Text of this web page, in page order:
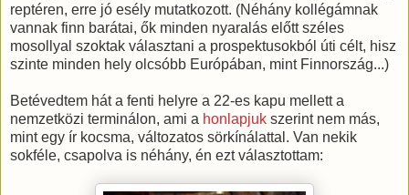
reptéren, erre jó esély mutatkozott. (Néhány kollégámnak
vannak finn barátai, ők minden nyaralás előtt széles
mosollyal szoktak választani a prospektusokból úti célt, hisz
szinte minden hely olcsóbb Európában, mint Finnország...)
Betévedtem hát a fenti helyre a 22-es kapu mellett a
nemzetközi terminálon, ami a honlapjuk szerint nem más,
mint egy ír kocsma, változatos sörkínálattal. Van nekik
sokféle, csapolva is néhány, én ezt választottam: